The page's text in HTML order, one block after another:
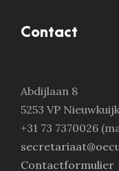
Contact
Abdijlaan 8
5253 VP Nieuwkuijk
+31 73 7370026
Contactformulier